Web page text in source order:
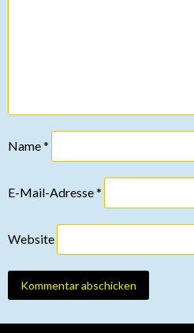
Name*
E-Mail-Adresse*
Website